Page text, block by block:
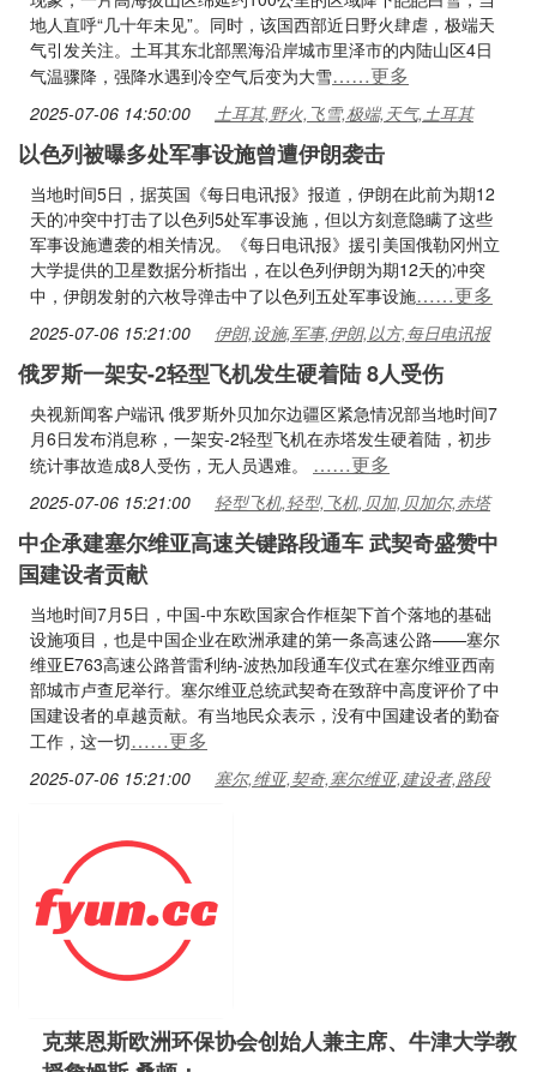
地人直呼“几十年未见”。同时，该国西部近日野火肆虐，极端天
气引发关注。土耳其东北部黑海沿岸城市里泽市的内陆山区4日
气温骤降，强降水遇到冷空气后变为大雪……更多
2025-07-06 14:50:00 土耳其,野火,飞雪,极端,天气,土耳其
以色列被曝多处军事设施曾遭伊朗袭击
当地时间5日，据英国《每日电讯报》报道，伊朗在此前为期12
天的冲突中打击了以色列5处军事设施，但以方刻意隐瞒了这些
军事设施遭袭的相关情况。《每日电讯报》援引美国俄勒冈州立
大学提供的卫星数据分析指出，在以色列伊朗为期12天的冲突
中，伊朗发射的六枚导弹击中了以色列五处军事设施……更多
2025-07-06 15:21:00 伊朗,设施,军事,伊朗,以方,每日电讯报
俄罗斯一架安-2轻型飞机发生硬着陆 8人受伤
央视新闻客户端讯 俄罗斯外贝加尔边疆区紧急情况部当地时间7
月6日发布消息称，一架安-2轻型飞机在赤塔发生硬着陆，初步
统计事故造成8人受伤，无人员遇难。 ……更多
2025-07-06 15:21:00 轻型飞机,轻型,飞机,贝加,贝加尔,赤塔
中企承建塞尔维亚高速关键路段通车 武契奇盛赞中
国建设者贡献
当地时间7月5日，中国-中东欧国家合作框架下首个落地的基础
设施项目，也是中国企业在欧洲承建的第一条高速公路——塞尔
维亚E763高速公路普雷利纳-波热加段通车仪式在塞尔维亚西南
部城市卢查尼举行。塞尔维亚总统武契奇在致辞中高度评价了中
国建设者的卓越贡献。有当地民众表示，没有中国建设者的勤奋
工作，这一切……更多
2025-07-06 15:21:00 塞尔,维亚,契奇,塞尔维亚,建设者,路段
克莱恩斯欧洲环保协会创始人兼主席、牛津大学教